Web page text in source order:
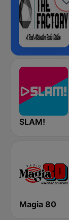
SLAM!
Magia 80